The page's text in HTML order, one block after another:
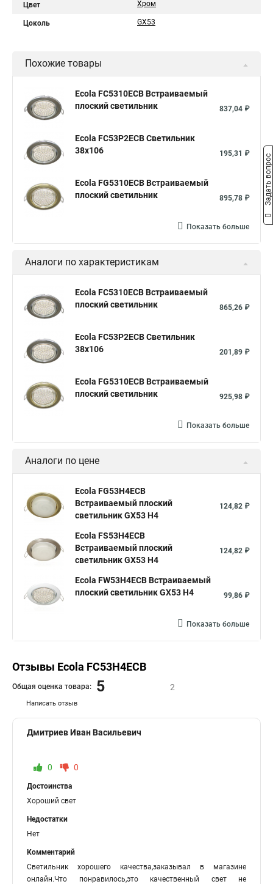
Цвет Хром
Цоколь GX53
Похожие товары
Ecola FC5310ECB Встраиваемый
плоский светильник
837,04 ₽
Ecola FC53P2ECB Светильник
38x106
195,31 ₽
Ecola FG5310ECB Встраиваемый
плоский светильник
895,78 ₽
Показать больше
Аналоги по характеристикам
Ecola FC5310ECB Встраиваемый
плоский светильник
865,26 ₽
Ecola FC53P2ECB Светильник
38x106
201,89 ₽
Ecola FG5310ECB Встраиваемый
плоский светильник
925,98 ₽
Показать больше
Аналоги по цене
Ecola FG53H4ECB
Встраиваемый плоский
светильник GX53 H4
124,82 ₽
Ecola FS53H4ECB
Встраиваемый плоский
светильник GX53 H4
124,82 ₽
Ecola FW53H4ECB Встраиваемый
плоский светильник GX53 H4
99,86 ₽
Показать больше
Отзывы Ecola FC53H4ECB
Написать отзыв
Общая оценка товара: 5 2
Дмитриев Иван Васильевич
0 0
Достоинства
Хороший свет
Недостатки
Нет
Комментарий
Светильник хорошего качества,заказывал в магазине
онлайн.Что понравилось,это качественный свет не
Задать вопрос